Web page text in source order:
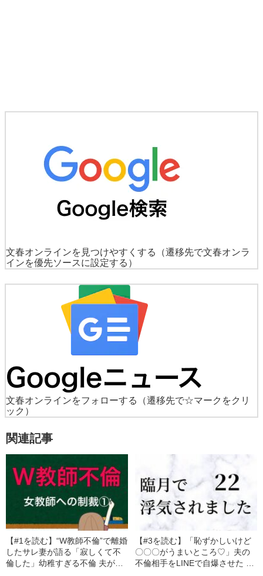
文春オンラインを見つけやすくする
（遷移先で文春オンラ
インを優先ソースに設定する）
文春オンラインをフォローする
（遷移先で☆マークをクリ
ック）
関連記事
【#1を読む】“W教師不倫”で離婚
したサレ妻が語る「寂しくて不
倫した」幼稚すぎる不倫 夫が辿
【#3を読む】「恥ずかしいけど
〇〇〇がうまいところ♡」夫の
不倫相手をLINEで自爆させた 臨